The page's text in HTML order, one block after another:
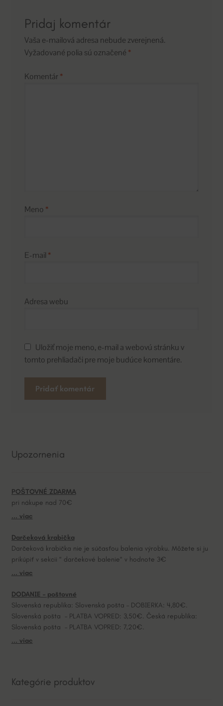
Pridaj komentár
Vaša e-mailová adresa nebude zverejnená.
Vyžadované polia sú označené *
Komentár*
Meno *
E-mail *
Adresa webu
Uložiť moje meno, e-mail a webovú stránku v
tomto prehliadači pre moje budúce komentáre.
r
t
i
v
:
Upozornenia
POŠTOVNÉ ZDARMA
pri nákupe nad 70€
... viac
Darčeková krabička
Darčeková krabička nie je súčasťou balenia výrobku. Môžete si ju
prikúpiť v sekcii “ darčekové balenie“ v hodnote 3€
... viac
DODANIE – poštovné
Slovenská republika: Slovenská pošta – DOBIERKA: 4,80€.
Slovenská pošta – PLATBA VOPRED: 3,50€. Česká republika:
Slovenská pošta – PLATBA VOPRED: 7,20€.
... viac
Kategórie produktov